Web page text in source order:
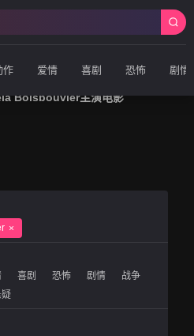
作 爱情 喜剧 恐怖 剧情
Boisbouvier主演电影
喜剧 恐怖 剧情
战争